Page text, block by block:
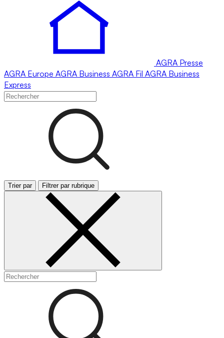
AGRA Presse
AGRA Europe AGRA Business AGRA Fil AGRA Business
Express
Trier par Filtrer par rubrique